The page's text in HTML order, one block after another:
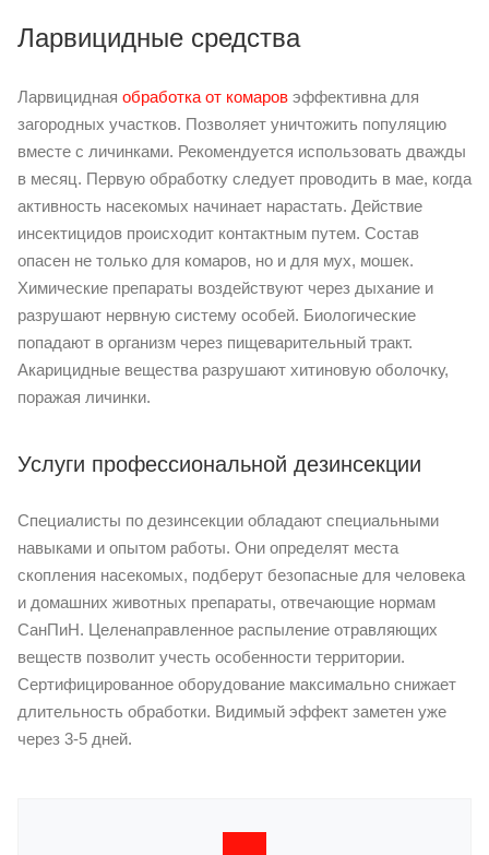
Ларвицидные средства
Ларвицидная обработка от комаров эффективна для
загородных участков. Позволяет уничтожить популяцию
вместе с личинками. Рекомендуется использовать дважды
в месяц. Первую обработку следует проводить в мае, когда
активность насекомых начинает нарастать. Действие
инсектицидов происходит контактным путем. Состав
опасен не только для комаров, но и для мух, мошек.
Химические препараты воздействуют через дыхание и
разрушают нервную систему особей. Биологические
попадают в организм через пищеварительный тракт.
Акарицидные вещества разрушают хитиновую оболочку,
поражая личинки.
Услуги профессиональной дезинсекции
Специалисты по дезинсекции обладают специальными
навыками и опытом работы. Они определят места
скопления насекомых, подберут безопасные для человека
и домашних животных препараты, отвечающие нормам
СанПиН. Целенаправленное распыление отравляющих
веществ позволит учесть особенности территории.
Сертифицированное оборудование максимально снижает
длительность обработки. Видимый эффект заметен уже
через 3-5 дней.